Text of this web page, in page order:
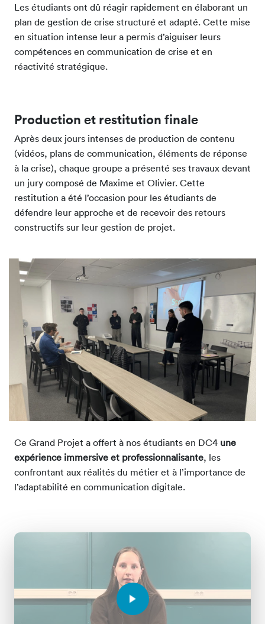
Les étudiants ont dû réagir rapidement en élaborant un
plan de gestion de crise structuré et adapté. Cette mise
en situation intense leur a permis d’aiguiser leurs
compétences en communication de crise et en
réactivité stratégique.
Production et restitution finale
Après deux jours intenses de production de contenu
(vidéos, plans de communication, éléments de réponse
à la crise), chaque groupe a présenté ses travaux devant
un jury composé de Maxime et Olivier. Cette
restitution a été l’occasion pour les étudiants de
défendre leur approche et de recevoir des retours
constructifs sur leur gestion de projet.
Ce Grand Projet a offert à nos étudiants en DC4 une
expérience immersive et professionnalisante, les
confrontant aux réalités du métier et à l’importance de
l’adaptabilité en communication digitale.